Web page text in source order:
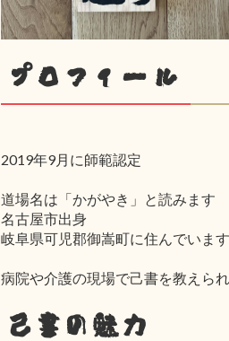
プロフィール
2019年9月に師範認定
道場名は「かがやき」と読みます
名古屋市出身
岐阜県可児郡御嵩町に住んでいます
病院や介護の現場で己書を教えら
己書の魅力